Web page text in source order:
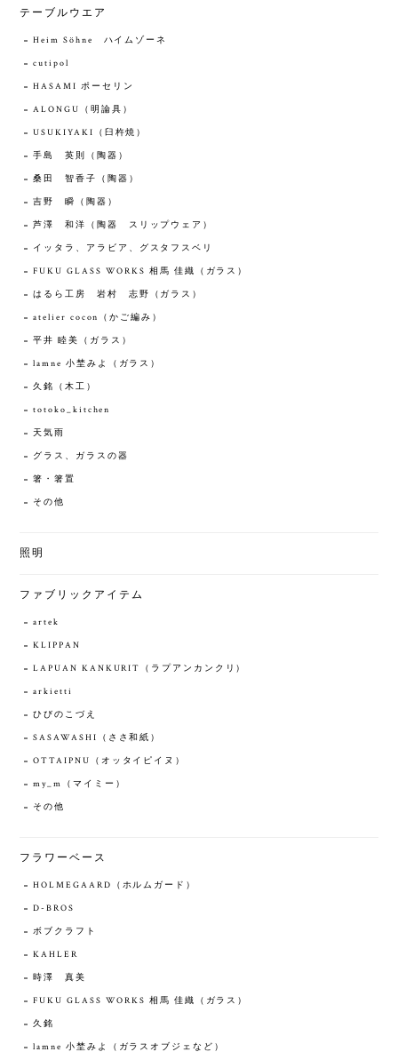
テーブルウエア
Heim Söhne ハイムゾーネ
cutipol
HASAMI ポーセリン
ALONGU（明論具）
USUKIYAKI（臼杵焼）
手島 英則（陶器）
桑田 智香子（陶器）
吉野 瞬（陶器）
芦澤 和洋（陶器 スリップウェア）
イッタラ、アラビア、グスタフスベリ
FUKU GLASS WORKS 相馬 佳織（ガラス）
はるら工房 岩村 志野（ガラス）
atelier cocon（かご編み）
平井 睦美（ガラス）
lamne 小埜みよ（ガラス）
久銘（木工）
totoko_kitchen
天気雨
グラス、ガラスの器
箸・箸置
その他
照明
ファブリックアイテム
artek
KLIPPAN
LAPUAN KANKURIT（ラプアンカンクリ）
arkietti
ひびのこづえ
SASAWASHI（ささ和紙）
OTTAIPNU（オッタイピイヌ）
my_m（マイミー）
その他
フラワーベース
HOLMEGAARD（ホルムガード）
D-BROS
ボブクラフト
KAHLER
時澤 真美
FUKU GLASS WORKS 相馬 佳織（ガラス）
久銘
lamne 小埜みよ（ガラスオブジェなど）